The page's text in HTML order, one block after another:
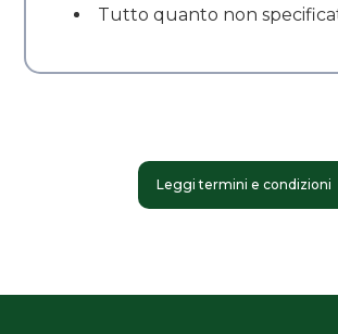
Tutto quanto non
Leggi termini e condizioni